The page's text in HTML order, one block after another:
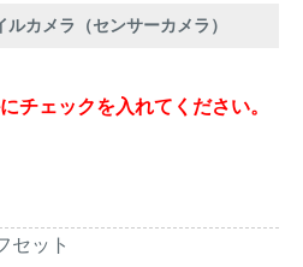
カメラ（センサーカメラ）
チェックを入れてください。
セット